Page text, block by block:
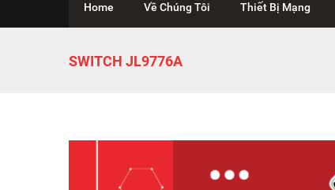
Home Về Chúng Tôi Thiết Bị Mạng
SWITCH JL9776A